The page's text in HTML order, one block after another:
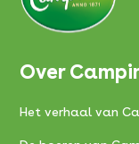
Over
Het verhaal van